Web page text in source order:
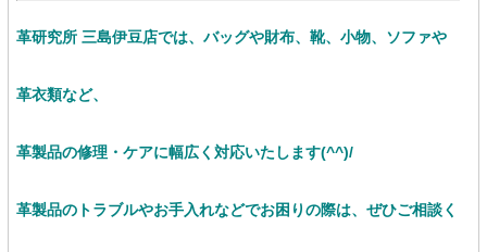
革研究所 三島伊豆店では、バッグや財布、靴、小物、ソファや
革衣類など、
革製品の修理・ケアに幅広く対応いたします(^^)/
革製品のトラブルやお手入れなどでお困りの際は、ぜひご相談く